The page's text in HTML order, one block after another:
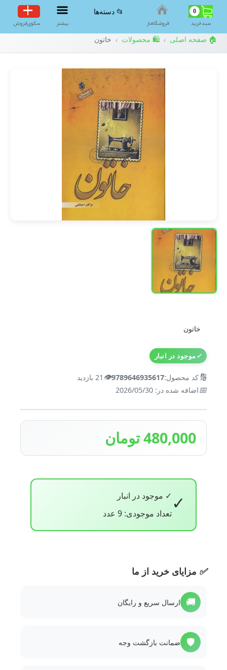
0
سبد‌خرید فروشگاه‌ناز
📂 دسته‌ها
بیشتر سکوی‌فروش
🏠 صفحه اصلی › 🛍️ محصولات › خاتون
خاتون
✓موجود در انبار
🔢کد محصول:9789646935617
👁️ 21 بازدید
📅اضافه شده در: 2026/05/30
480,000 تومان
✓ ✓ موجود در انبار
تعداد موجودی: 9 عدد
✅ مزایای خرید از ما
🚚 ارسال سریع و رایگان
🛡️ ضمانت بازگشت وجه